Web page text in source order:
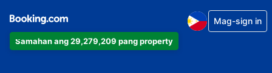
Samahan ang 29,279,209 pang property
Mag-sign in
apartment